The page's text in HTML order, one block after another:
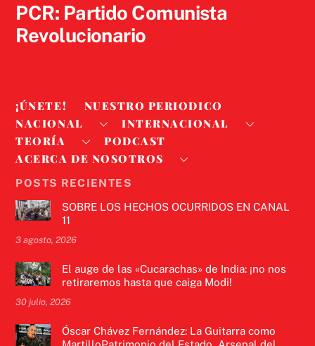
PCR: Partido Comunista
Revolucionario
¡ÚNETE!
NUESTRO PERIODICO
NACIONAL
INTERNACIONAL
TEORÍA
PODCAST
ACERCA DE NOSOTROS
POSTS RECIENTES
SOBRE LOS HECHOS OCURRIDOS EN CANAL
11
3 agosto, 2026
El auge de las «Cucarachas» de India: ¡no nos
retiraremos hasta que caiga Modi!
30 julio, 2026
Óscar Chávez Fernández: La Guitarra como